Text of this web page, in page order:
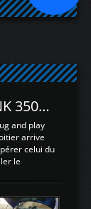
Test du boitier LINK 350Z Plugin ECU
and play
arrive
celui du
le
bande